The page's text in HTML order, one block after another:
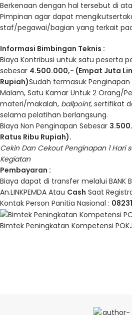
Berkenaan dengan hal tersebut di
Pimpinan agar dapat
staf/pegawai/bagian yang terkait
Informasi Bimbingan Teknis :
Biaya Kontribusi untuk satu peserta
sebesar 4.500.000,- (Empat Juta
Rupiah)Sudah termasuk Penginapan
Malam, Satu Kamar Untuk 2 Orang/
materi/makalah, ballpoint, sertifikat
selama pelatihan berlangsung.
Biaya Non Penginapan Sebesar
Ratus Ribu Rupiah).
Cekin Dan Cekout Penginapan 1 Hari
Kegiatan
Pembayaran :
Biaya dapat di transfer melalui BANK
An.LINKPEMDA Atau Cash Saat
Kontak Person Panitia Nasional :
Bimtek Peningkatan Kompetensi